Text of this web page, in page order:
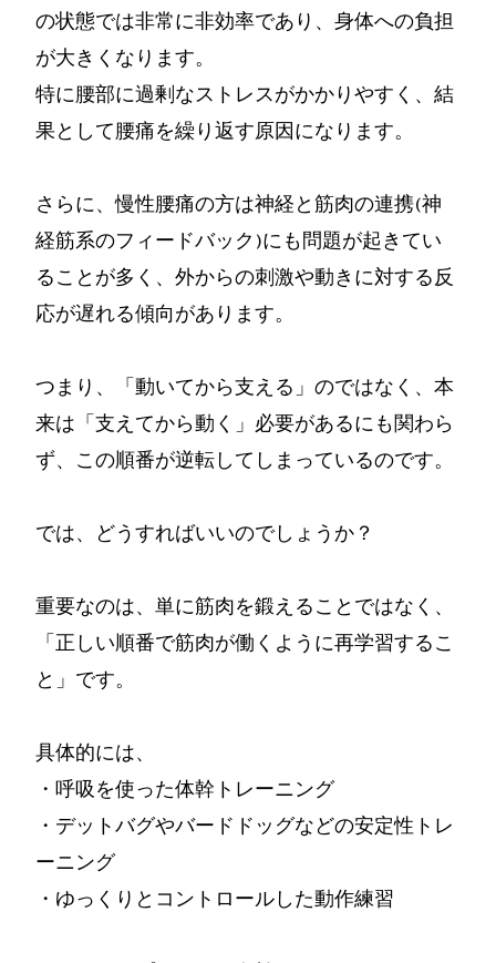
の状態では非常に非効率であり、身体への負担
が大きくなります。
特に腰部に過剰なストレスがかかりやすく、結
果として腰痛を繰り返す原因になります。
さらに、慢性腰痛の方は神経と筋肉の連携(神
経筋系のフィードバック)にも問題が起きてい
ることが多く、外からの刺激や動きに対する反
応が遅れる傾向があります。
つまり、「動いてから支える」のではなく、本
来は「支えてから動く」必要があるにも関わら
ず、この順番が逆転してしまっているのです。
では、どうすればいいのでしょうか？
重要なのは、単に筋肉を鍛えることではなく、
「正しい順番で筋肉が働くように再学習するこ
と」です。
具体的には、
・呼吸を使った体幹トレーニング
・デットバグやバードドッグなどの安定性トレ
ーニング
・ゆっくりとコントロールした動作練習